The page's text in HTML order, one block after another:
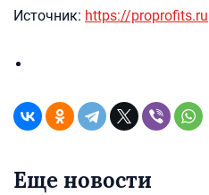
Источник: https://proprofits.ru
Еще новости